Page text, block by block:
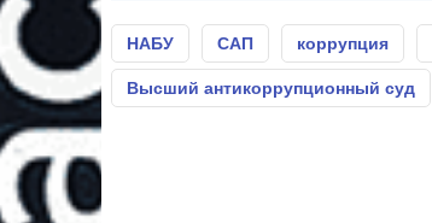
НАБУ САП коррупция
Высший антикоррупционный суд